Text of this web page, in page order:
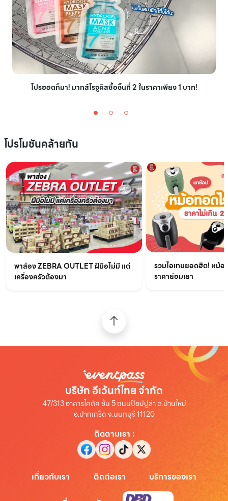
โปรฮอตก็มา! มากส์โรจูคิสซื้อชิ้นที่ 2 ในราคาเพียง 1 บาท!
โปรโมชันคล้ายกัน
พาส่อง ZEBRA OUTLET ฝีมือไม่มี แต่
เครื่องครัวต้องมา
รวมไอเทมยอดฮิต! หม้อ
ราคาย่อมเยา
บริษัท อีเว้นท์ไทย จำกัด
47/313 อาคารไคตัค ชั้น 5 ถนนป๊อปปูล่า ต.บ้านใหม่
อ.ปากเกร็ด จ.นนทบุรี 11120
ติดตามเรา :
เกี่ยวกับเรา ติดต่อเรา บริการของเรา